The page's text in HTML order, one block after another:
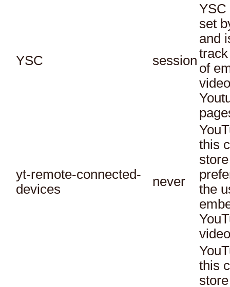
YSC session
YSC
set
and
of
yt-remote-connected-
devices
never
this
the
this